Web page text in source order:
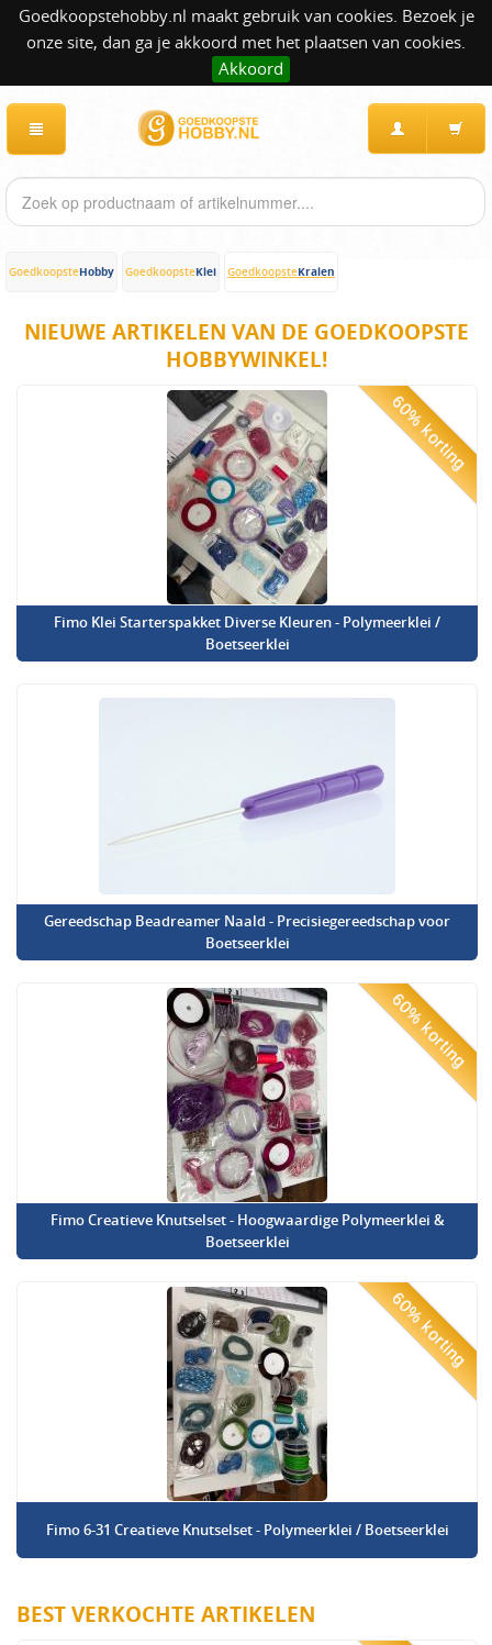
Goedkoopstehobby.nl maakt gebruik van cookies. Bezoek je
onze site, dan ga je akkoord met het plaatsen van cookies.
Akkoord
GoedkoopsteHobby GoedkoopsteKlei GoedkoopsteKralen
NIEUWE ARTIKELEN VAN DE GOEDKOOPSTE
HOBBYWINKEL!
60% korting
Fimo Klei Starterspakket Diverse Kleuren - Polymeerklei /
Boetseerklei
Gereedschap Beadreamer Naald - Precisiegereedschap voor
Boetseerklei
60% korting
Fimo Creatieve Knutselset - Hoogwaardige Polymeerklei &
Boetseerklei
60% korting
Fimo 6-31 Creatieve Knutselset - Polymeerklei / Boetseerklei
BEST VERKOCHTE ARTIKELEN